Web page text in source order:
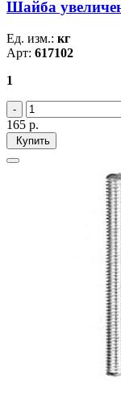
Шайба
Ед. изм.: кг
Арт: 617102
1
165 р.
Купить